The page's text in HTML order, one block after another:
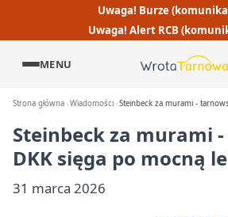
Uwaga! Burze
Uwaga! Alert RCB
MENU
Strona główna Wiadomości Steinbeck za murami -
Steinbeck za murami
DKK sięga po mocną
31 marca 2026